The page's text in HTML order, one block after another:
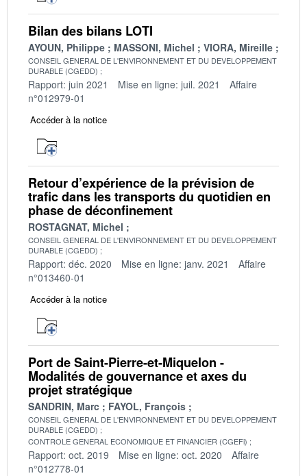
Bilan des bilans LOTI
AYOUN, Philippe MASSONI, Michel VIORA, Mireille
CONSEIL GENERAL DE L'ENVIRONNEMENT ET DU DEVELOPPEMENT
DURABLE (CGEDD)
Rapport: juin 2021 Mise en ligne: juil. 2021
Affaire
n°012979-01
Accéder à la notice
Retour d’expérience de la prévision de
trafic dans les transports du quotidien en
phase de déconfinement
ROSTAGNAT, Michel
CONSEIL GENERAL DE L'ENVIRONNEMENT ET DU DEVELOPPEMENT
DURABLE (CGEDD)
Rapport: déc. 2020 Mise en ligne: janv. 2021
Affaire
n°013460-01
Accéder à la notice
Port de Saint-Pierre-et-Miquelon -
Modalités de gouvernance et axes du
projet stratégique
SANDRIN, Marc FAYOL, François
CONSEIL GENERAL DE L'ENVIRONNEMENT ET DU DEVELOPPEMENT
DURABLE (CGEDD)
CONTROLE GENERAL ECONOMIQUE ET FINANCIER (CGEFi)
Rapport: oct. 2019 Mise en ligne: oct. 2020
Affaire
n°012778-01